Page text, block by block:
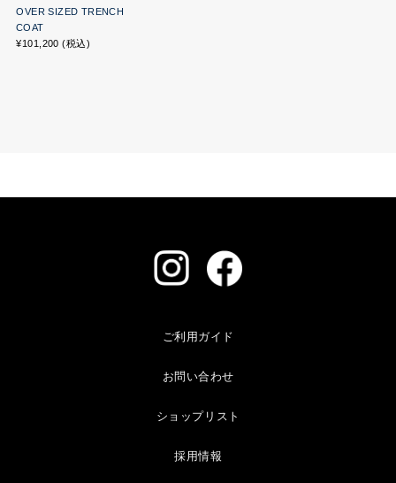
OVER SIZED TRENCH
COAT
¥101,200 (税込)
ご利用ガイド
お問い合わせ
ショップリスト
採用情報